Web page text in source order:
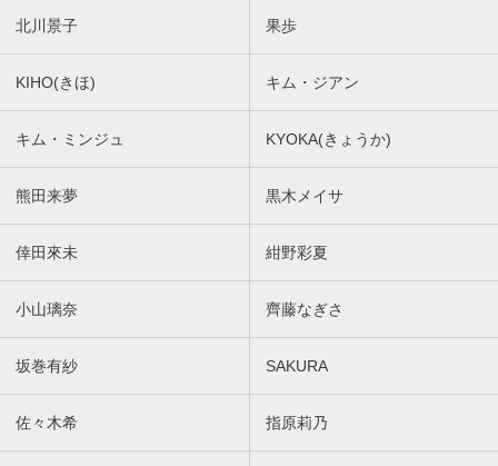
北川景子 果歩
KIHO(きほ) キム・ジアン
キム・ミンジュ KYOKA(きょうか)
熊田来夢 黒木メイサ
倖田來未 紺野彩夏
小山璃奈 齊藤なぎさ
坂巻有紗 SAKURA
佐々木希 指原莉乃